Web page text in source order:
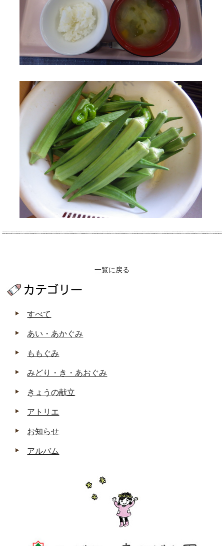
一覧に戻る
すべて
あい・あかぐみ
ももぐみ
みどり・き・あおぐみ
きょうの献立
アトリエ
お知らせ
アルバム